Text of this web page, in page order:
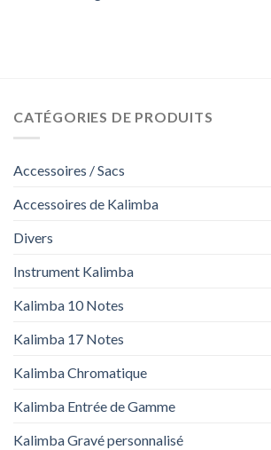
CATÉGORIES DE PRODUITS
Accessoires / Sacs
Accessoires de Kalimba
Divers
Instrument Kalimba
Kalimba 10 Notes
Kalimba 17 Notes
Kalimba Chromatique
Kalimba Entrée de Gamme
Kalimba Gravé personnalisé